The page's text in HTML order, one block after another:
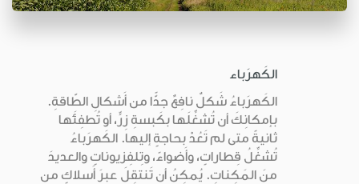
الكَهرَباء
الكَهرَباءُ شَكلٌ نافِعٌ جدًّا من أَشكالِ الطّاقةِ.
بإمكانِكَ أن تُشغِّلَها بكَبسةِ زِرٍّ، أو تُطفِئَها
ثانيةً متى لم تَعُدْ بحاجةٍ إليها. الكَهرَباءُ
تُشغِّلُ قِطاراتٍ، وأَضواءً، وتِلفِزيوناتٍ والعديدَ
منَ المَكِناتِ. يُمكِنُ أن تَنتقِلَ عبرَ أَسلاكٍ من